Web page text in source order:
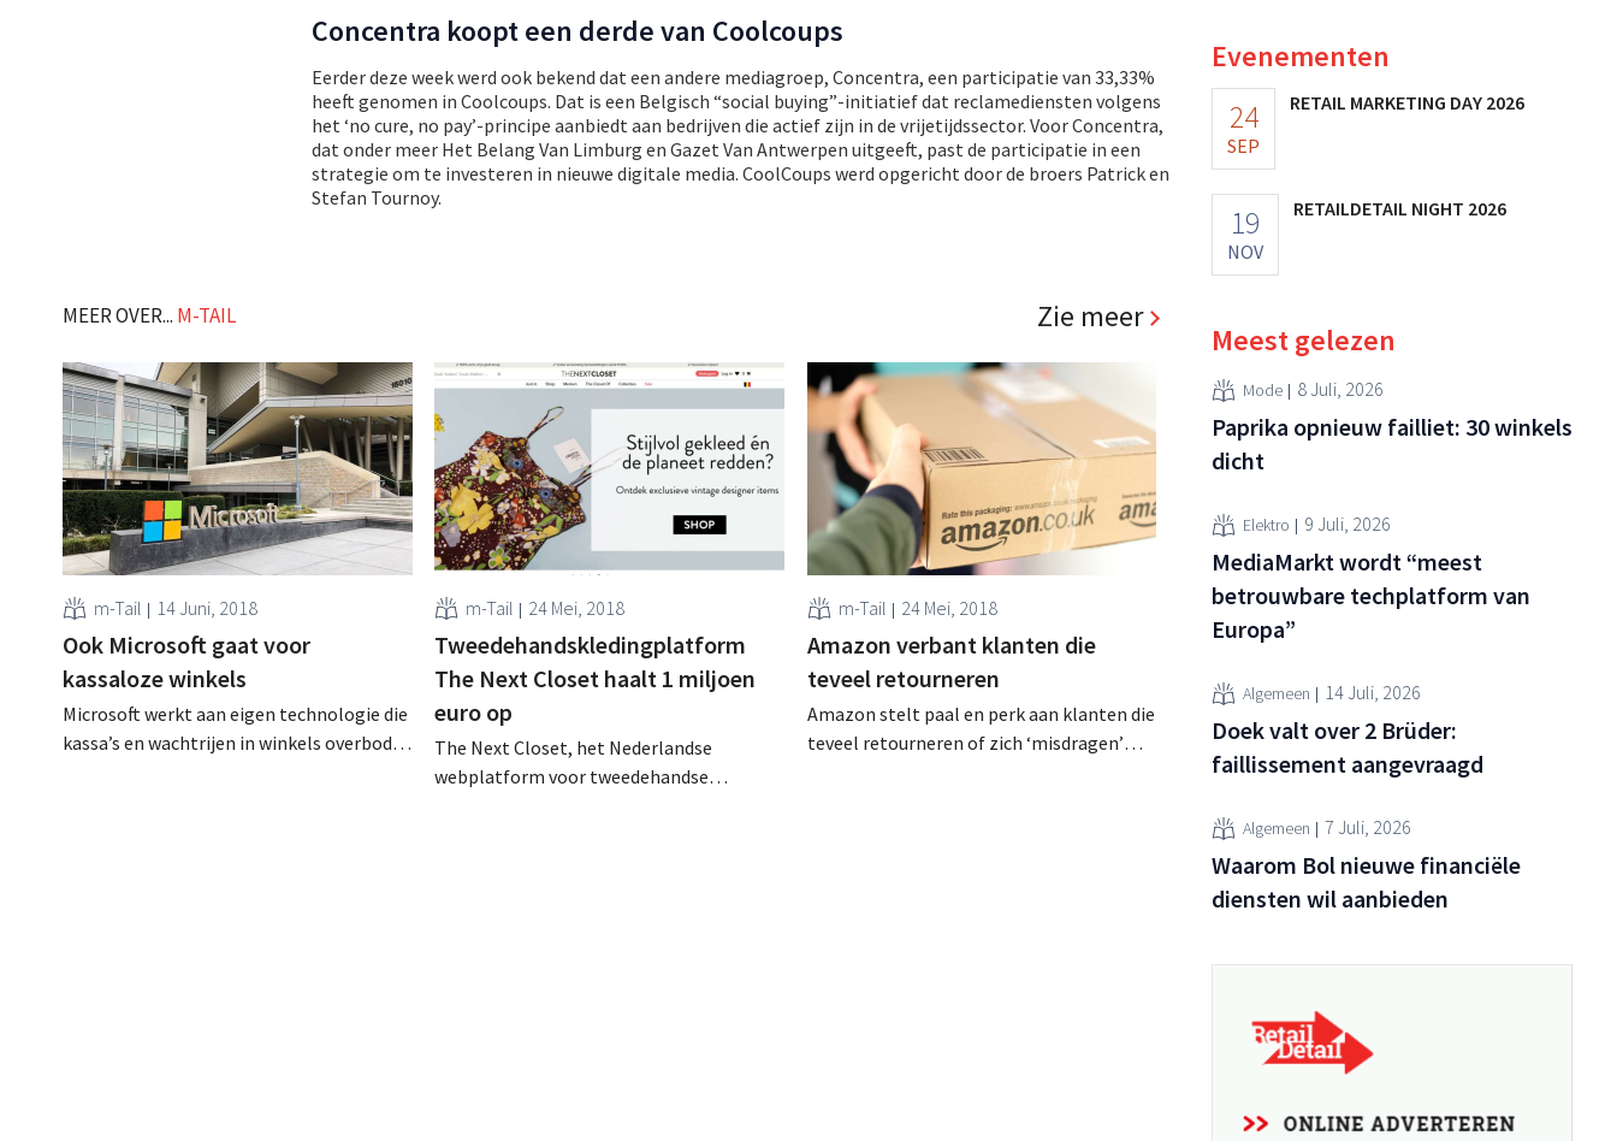
Concentra koopt een derde van Coolcoups
Eerder deze week werd ook bekend dat een andere mediagroep, Concentra, een participatie van 33,33%
heeft genomen in Coolcoups. Dat is een Belgisch “social buying”-initiatief dat reclamediensten volgens
het ‘no cure, no pay’-principe aanbiedt aan bedrijven die actief zijn in de vrijetijdssector. Voor Concentra,
dat onder meer Het Belang Van Limburg en Gazet Van Antwerpen uitgeeft, past de participatie in een
strategie om te investeren in nieuwe digitale media. CoolCoups werd opgericht door de broers Patrick en
Stefan Tournoy.
MEER OVER... M-TAIL Zie meer
m-Tail 14 Juni, 2018
Ook Microsoft gaat voor
kassaloze winkels
Microsoft werkt aan eigen technologie die
kassa’s en wachtrijen in winkels overbodig
m-Tail 24 Mei, 2018
Tweedehandskledingplatform
The Next Closet haalt 1 miljoen
euro op
The Next Closet, het Nederlandse
webplatform voor tweedehandse
m-Tail 24 Mei, 2018
Amazon verbant klanten die
teveel retourneren
Amazon stelt paal en perk aan klanten die
teveel retourneren of zich ‘misdragen’
Evenementen
24
SEP
RETAIL MARKETING DAY 2026
19
NOV
RETAILDETAIL NIGHT 2026
Meest gelezen
Mode 8 Juli, 2026
Paprika opnieuw failliet: 30 winkels
dicht
Elektro 9 Juli, 2026
MediaMarkt wordt “meest
betrouwbare techplatform van
Europa”
Algemeen 14 Juli, 2026
Doek valt over 2 Brüder:
faillissement aangevraagd
Algemeen 7 Juli, 2026
Waarom Bol nieuwe financiële
diensten wil aanbieden